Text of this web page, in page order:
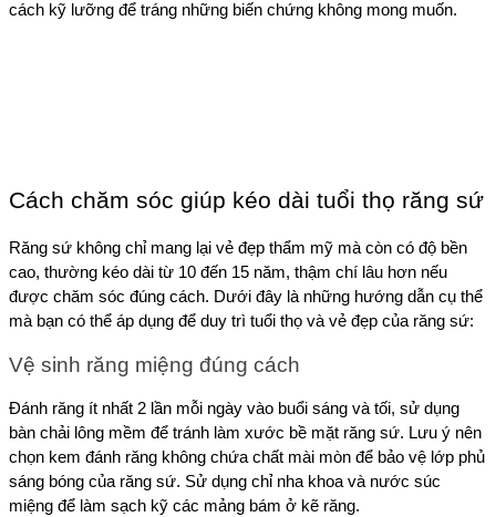
cách kỹ lưỡng để tráng những biến chứng không mong muốn.
Cách chăm sóc giúp kéo dài tuổi thọ răng sứ
Răng sứ không chỉ mang lại vẻ đẹp thẩm mỹ mà còn có độ bền
cao, thường kéo dài từ 10 đến 15 năm, thậm chí lâu hơn nếu
được chăm sóc đúng cách. Dưới đây là những hướng dẫn cụ thể
mà bạn có thể áp dụng để duy trì tuổi thọ và vẻ đẹp của răng sứ:
Vệ sinh răng miệng đúng cách
Đánh răng ít nhất 2 lần mỗi ngày vào buổi sáng và tối, sử dụng
bàn chải lông mềm để tránh làm xước bề mặt răng sứ. Lưu ý nên
chọn kem đánh răng không chứa chất mài mòn để bảo vệ lớp phủ
sáng bóng của răng sứ. Sử dụng chỉ nha khoa và nước súc
miệng để làm sạch kỹ các mảng bám ở kẽ răng.